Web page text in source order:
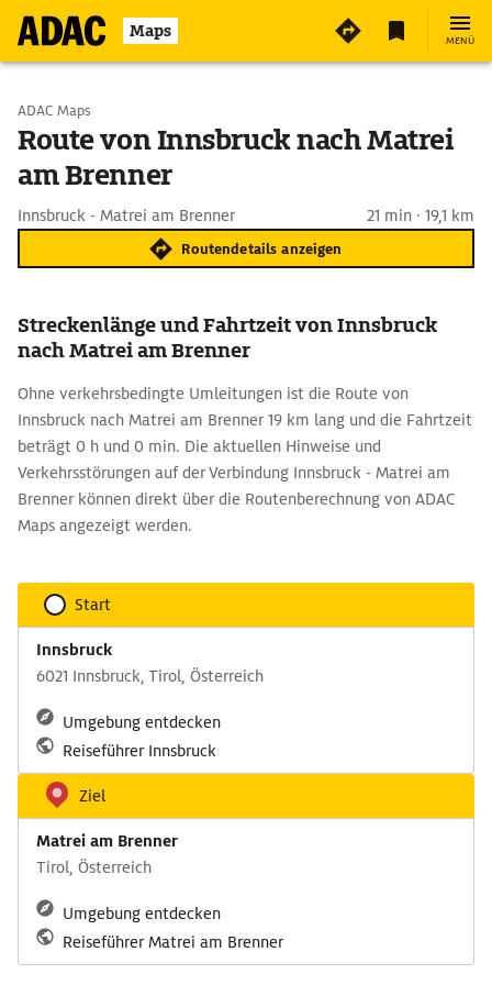
Maps MENÜ
Start wählen
Ziel eingeben
ADAC Maps
Route von Innsbruck nach Matrei
am Brenner
Innsbruck - Matrei am Brenner 21 min · 19,1 km
Routendetails anzeigen
Streckenlänge und Fahrtzeit von Innsbruck
nach Matrei am Brenner
Ohne verkehrsbedingte Umleitungen ist die Route von
Innsbruck nach Matrei am Brenner 19 km lang und die Fahrtzeit
beträgt 0 h und 0 min. Die aktuellen Hinweise und
Verkehrsstörungen auf der Verbindung Innsbruck - Matrei am
Brenner können direkt über die Routenberechnung von ADAC
Maps angezeigt werden.
Start
Innsbruck
6021 Innsbruck, Tirol, Österreich
Umgebung entdecken
Reiseführer Innsbruck
Ziel
Matrei am Brenner
Tirol, Österreich
Umgebung entdecken
Reiseführer Matrei am Brenner